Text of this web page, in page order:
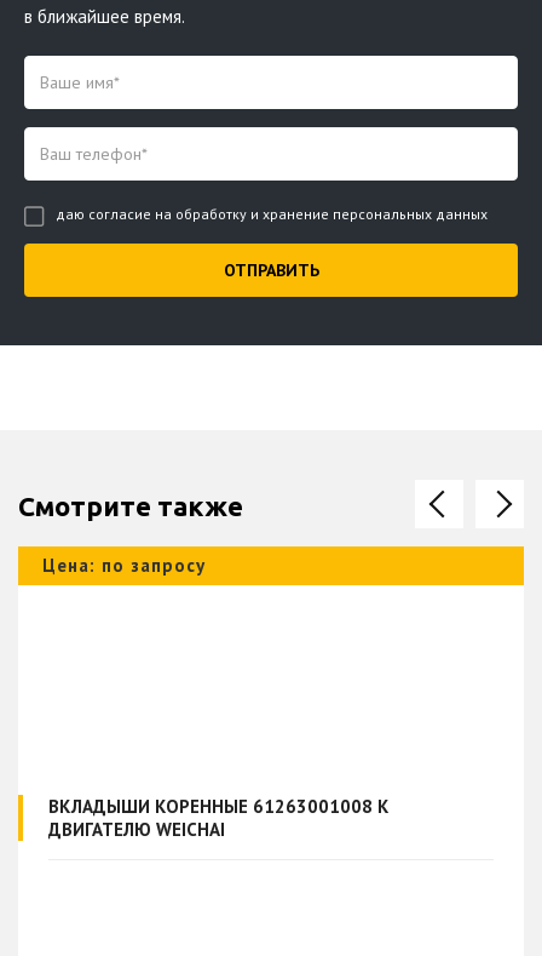
в ближайшее время.
даю согласие на обработку и хранение персональных данных
Смотрите также
Цена: по запросу
ВКЛАДЫШИ КОРЕННЫЕ 61263001008 К
ДВИГАТЕЛЮ WEICHAI